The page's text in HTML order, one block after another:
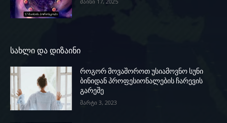
სახლი და დიზაინი
როგორ მოვაშოროთ უსიამოვნო სუნი
ბინიდან პროფესიონალების ჩარევის
გარეშე
მარტი 3, 2023